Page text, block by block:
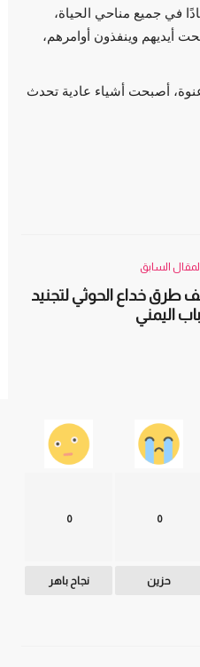
في جميع مناحي الحياة،
أيديهم وينفذون أوامرهم،
أصبحت أشياء عادية تحدث
السابق
خداع الحوثي لتجنيد
اليمني
0
حزين
0
نجاح باهر
0
استغلال مجالها الجوي للتدخل في النيجر